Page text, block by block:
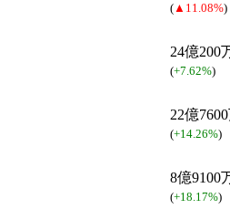
(▲11.08%)
24億200
(+7.62%)
22億
(+14.26%)
8億9100
(+18.17%)